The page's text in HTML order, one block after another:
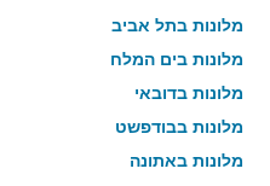
מלונות בתל אביב
מלונות בים המלח
מלונות בדובאי
מלונות בבודפשט
מלונות באתונה